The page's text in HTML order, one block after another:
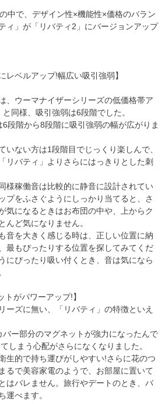
中で、デザイン性×機能性×価格のバラン
ィ」が「リバティ2」にバージョンアップ
レベルアップ!幅広い吸引強弱】
、ウーマナイザーシリーズの低価格帯ア
同様、吸引強弱は6段階でした。
段階から8段階に吸引強弱の幅が広がりま
いない方は1段階目でじっくり楽しんで、
リバティ」よりさらにはっきりとした刺
様稼働音は比較的に静音に設計されてい
プをふさぐようにしっかり当てると、さ
気になるときはお布団の中や、上からク
んど気になりません。
音を大きく感じる時は、正しい位置に納
最もぴったりする位置を探してみてくだ
にぴったり吸い付くとき、音は気になら
トがパワーアップ!】
ーズに無い、「リバティ」の特徴といえ
バー部分のマグネットが強力になったんで
しまう心配がさらになくなりました。
生的で持ち運びがしやすい!さらに花のつ
るで美容家電のようで、お部屋に置いて
はバレません。旅行やデートのとき、バ
運べます。